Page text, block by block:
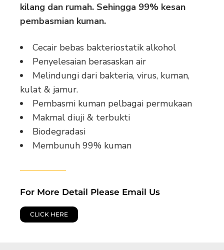
kilang dan rumah. Sehingga 99% kesan
pembasmian kuman.
Cecair bebas bakteriostatik alkohol
Penyelesaian berasaskan air
Melindungi dari bakteria, virus, kuman,
kulat & jamur.
Pembasmi kuman pelbagai permukaan
Makmal diuji & terbukti
Biodegradasi
Membunuh 99% kuman
For More Detail Please Email Us
CLICK HERE